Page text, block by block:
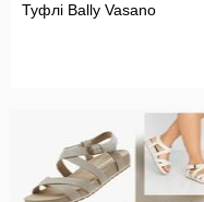
Туфлі Bally Vasano